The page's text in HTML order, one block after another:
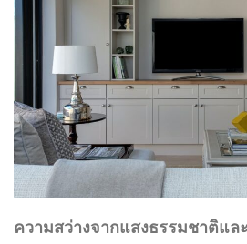
ความสว่างจากแสงธรรมชาติแ